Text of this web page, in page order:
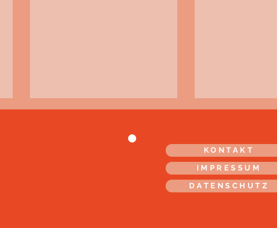
KONTAKT
IMPRESSUM
DATENSCHUTZ